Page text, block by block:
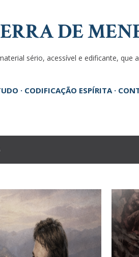
DE
sério, acessível e edificante, que
CODIFICAÇÃO ESPÍRITA